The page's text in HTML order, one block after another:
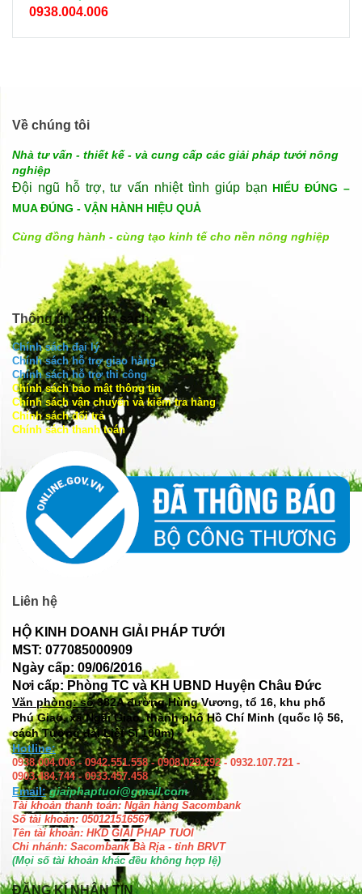
Về chúng tôi
Nhà tư vấn - thiết kế - và cung cấp các giải pháp tưới nông
nghiệp
Đội ngũ hỗ trợ, tư vấn nhiệt tình giúp bạn HIỂU ĐÚNG –
MUA ĐÚNG - VẬN HÀNH HIỆU QUẢ
Cùng đồng hành - cùng tạo kinh tế cho nền nông nghiệp
Thông tin - chính sách
Chính sách đại lý
Chính sách hỗ trợ giao hàng
Chính sách hỗ trợ thi công
Chính sách bảo mật thông tin
Chính sách vận chuyển và kiểm tra hàng
Chính sách đổi trả
Chính sách thanh toán
Liên hệ
HỘ KINH DOANH GIẢI PHÁP TƯỚI
MST: 077085000909
Ngày cấp: 09/06/2016
Nơi cấp: Phòng TC và KH UBND Huyện Châu Đức
Văn phòng: số382A đường Hùng Vương, tổ 16, khu phố
Phú Giao, xã Ngãi Giao, thành phố Hồ Chí Minh (quốc lộ 56,
cách Tượng đài Liệt Sĩ 100m)
Hotline:
0938.004.006 - 0942.551.558 - 0908.029.292 - 0932.107.721 -
0903.484.744 - 0933.457.458
Email: giaiphaptuoi@gmail.com
Tài khoản thanh toán: Ngân hàng Sacombank
Số tài khoản: 050121516567
Tên tài khoản: HKD GIAI PHAP TUOI
Chi nhánh: Sacombank Bà Rịa - tỉnh BRVT
(Mọi số tài khoản khác đều không hợp lệ)
ĐĂNG KÍ NHẬN TIN
0938.004.006